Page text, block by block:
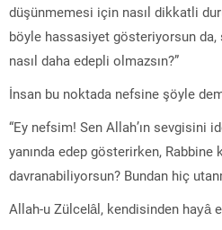
düşünmemesi için nasıl dikkatli
böyle hassasiyet gösteriyorsun da,
nasıl daha edepli olmazsın?”
İnsan bu noktada nefsine şöyle
“Ey nefsim! Sen Allah’ın sevgisini
yanında edep gösterirken, Rabbine
davranabiliyorsun? Bundan hiç
Allah-u Zülcelâl, kendisinden hayâ